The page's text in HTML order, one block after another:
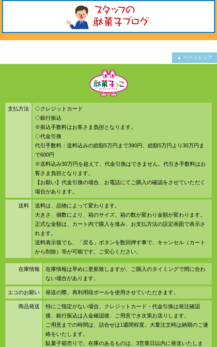
▲ ページトップ
支払方法
◇クレジットカード
◇銀行振込
※振込手数料はお客さま負担となります。
◇代金引換
代引手数料：送料込みの総額5万円まで390円、総額5万円より30万円ま
で600円
※送料込み30万円を超えて、代金引換はできません。代引き手数料はお
客さま負担となります。
【お願い】代金引換の場合、お電話にてご購入の確認をさせていただく
場合があります。
送料
送料は、品物によって変わります。
大きさ、個数により、箱のサイズ、箱の数が変わり金額が変わります。
正式な金額は、カート内で購入を進み、お支払方法の設定画面で表示さ
れます。
送料表示後でも、「戻る」ボタンを数回押す事で、キャンセル（カート
から削除）等が可能です。ご安心ください。
在庫情報
在庫情報は早めに更新致しますが、ご購入のタイミングで間に合わ
ない場合があります。
エコのお願い 発送の際、再利用段ボールを使用させていただきます。
商品発送
特にご指定がない場合、クレジットカード・代金引換は発注確認
後、銀行振込は入金確認後、ご用意でき次第お送りします。
ご用意までの時間は、詰合せは1週間程度。大量注文時は納期のご連
絡をいたします。
駄菓子箱売りで、在庫のあるものは、3営業日以内に発送いたしま